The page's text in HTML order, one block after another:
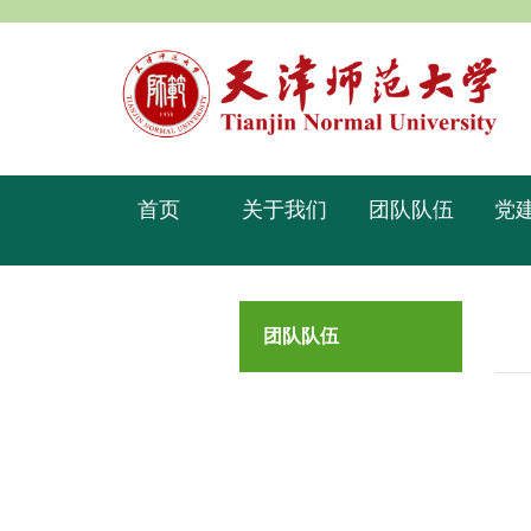
首页 关于我们 团队队伍 党
团队队伍